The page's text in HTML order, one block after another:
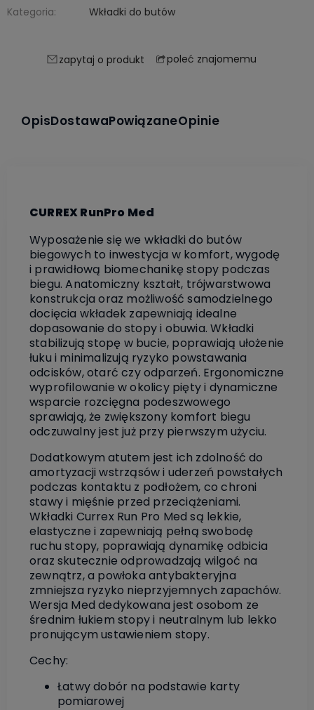
Kategoria:
Wkładki do butów
zapytaj o produkt poleć znajomemu
OpisDostawaPowiązaneOpinie
CURREX RunPro Med
Wyposażenie się we wkładki do butów
biegowych to inwestycja w komfort, wygodę
i prawidłową biomechanikę stopy podczas
biegu. Anatomiczny kształt, trójwarstwowa
konstrukcja oraz możliwość samodzielnego
docięcia wkładek zapewniają idealne
dopasowanie do stopy i obuwia. Wkładki
stabilizują stopę w bucie, poprawiają ułożenie
łuku i minimalizują ryzyko powstawania
odcisków, otarć czy odparzeń. Ergonomiczne
wyprofilowanie w okolicy pięty i dynamiczne
wsparcie rozcięgna podeszwowego
sprawiają, że zwiększony komfort biegu
odczuwalny jest już przy pierwszym użyciu.
Dodatkowym atutem jest ich zdolność do
amortyzacji wstrząsów i uderzeń powstałych
podczas kontaktu z podłożem, co chroni
stawy i mięśnie przed przeciążeniami.
Wkładki Currex Run Pro Med są lekkie,
elastyczne i zapewniają pełną swobodę
ruchu stopy, poprawiają dynamikę odbicia
oraz skutecznie odprowadzają wilgoć na
zewnątrz, a powłoka antybakteryjna
zmniejsza ryzyko nieprzyjemnych zapachów.
Wersja Med dedykowana jest osobom ze
średnim łukiem stopy i neutralnym lub lekko
pronującym ustawieniem stopy.
Cechy:
Łatwy dobór na podstawie karty
pomiarowej